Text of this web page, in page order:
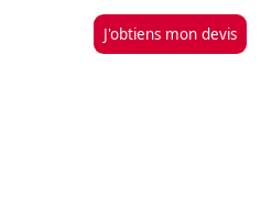
J'obtiens mon devis